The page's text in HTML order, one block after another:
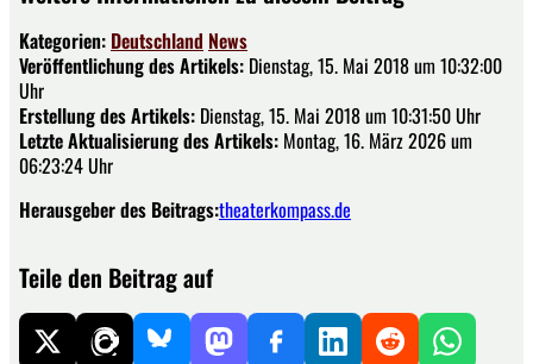
Kategorien: Deutschland News
Veröffentlichung des Artikels: Dienstag, 15. Mai 2018 um 10:32:00
Uhr
Erstellung des Artikels: Dienstag, 15. Mai 2018 um 10:31:50 Uhr
Letzte Aktualisierung des Artikels: Montag, 16. März 2026 um
06:23:24 Uhr
Herausgeber des Beitrags:theaterkompass.de
Teile den Beitrag auf